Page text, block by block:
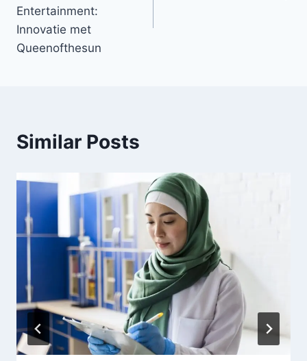
Entertainment:
Innovatie met
Queenofthesun
Similar Posts